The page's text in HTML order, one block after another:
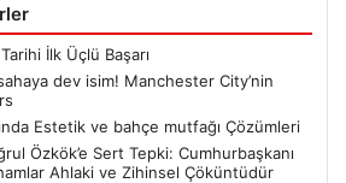
İlk Üçlü Başarı
dev isim! Manchester City’nin
Estetik ve bahçe mutfağı Çözümleri
Özkök’e Sert Tepki: Cumhurbaşkanı
Ahlaki ve Zihinsel Çöküntüdür